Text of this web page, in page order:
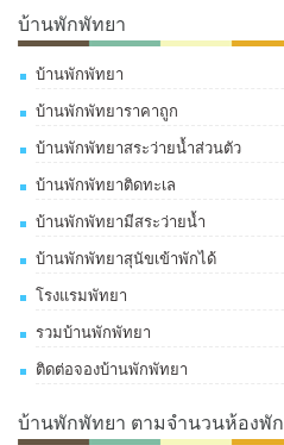
บ้านพักพัทยา
บ้านพักพัทยา
บ้านพักพัทยาราคาถูก
บ้านพักพัทยาสระว่ายน้ำส่วนตัว
บ้านพักพัทยาติดทะเล
บ้านพักพัทยามีสระว่ายน้ำ
บ้านพักพัทยาสุนัขเข้าพักได้
โรงแรมพัทยา
รวมบ้านพักพัทยา
ติดต่อจองบ้านพักพัทยา
บ้านพักพัทยา ตามจำนวนห้องพัก